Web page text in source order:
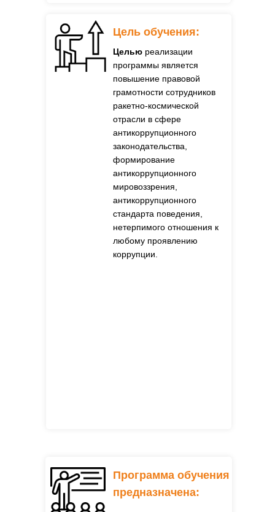
Программа обучения
предназначена:
Целью реализации
программы является
повышение правовой
грамотности сотрудников
ракетно-космической
отрасли в сфере
антикоррупционного
законодательства,
формирование
антикоррупционного
мировоззрения,
антикоррупционного
стандарта поведения,
нетерпимого отношения к
любому проявлению
коррупции.
Цель обучения: